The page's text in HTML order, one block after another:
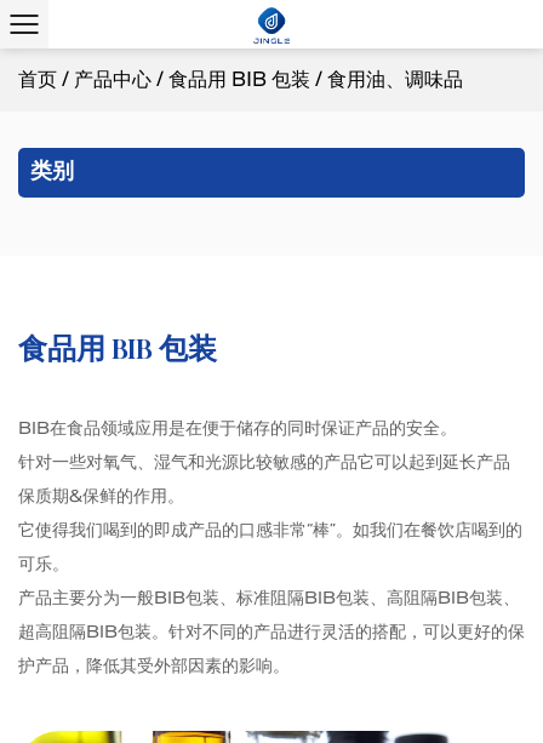
首页/ 产品中心/食品用 BIB 包装 /食用油、调味品
类别
食品用 BIB 包装
BIB在食品领域应用是在便于储存的同时保证产品的安全。
针对一些对氧气、湿气和光源比较敏感的产品它可以起到延长产品
保质期&保鲜的作用。
它使得我们喝到的即成产品的口感非常“棒”。如我们在餐饮店喝到的
可乐。
产品主要分为一般BIB包装、标准阻隔BIB包装、高阻隔BIB包装、
超高阻隔BIB包装。针对不同的产品进行灵活的搭配，可以更好的保
护产品，降低其受外部因素的影响。